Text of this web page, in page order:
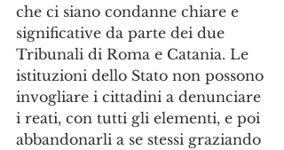
che ci siano condanne chiare e
significative da parte dei due
Tribunali di Roma e Catania. Le
istituzioni dello Stato non possono
invogliare i cittadini a denunciare
i reati, con tutti gli elementi, e poi
abbandonarli a se stessi graziando